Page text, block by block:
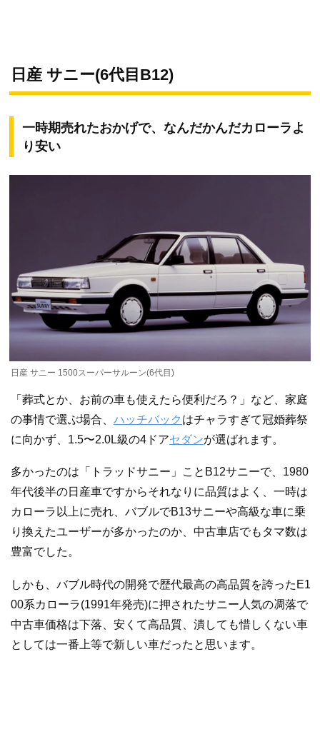
日産 サニー(6代目B12)
一時期売れたおかげで、なんだかんだカローラよ
り安い
日産 サニー 1500スーパーサルーン(6代目)
「葬式とか、お前の車も使えたら便利だろ？」など、家庭
の事情で選ぶ場合、 ハッチバック はチャラすぎて冠婚葬祭
に向かず、1.5〜2.0L級の4ドアセダンが選ばれます。
多かったのは「トラッドサニー」ことB12サニーで、1980
年代後半の日産車ですからそれなりに品質はよく、一時は
カローラ以上に売れ、バブルでB13サニーや高級な車に乗
り換えたユーザーが多かったのか、中古車店でもタマ数は
豊富でした。
しかも、バブル時代の開発で歴代最高の高品質を誇ったE1
00系カローラ(1991年発売)に押されたサニー人気の凋落で
中古車価格は下落、安くて高品質、潰しても惜しくない車
としては一番上等で新しい車だったと思います。